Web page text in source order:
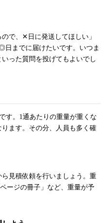
で、✕日に発送してほしい」
日までに届けたいです。いつま
った質問を投げてもよいでし
す。1通あたりの重量が重くな
ます。その分、人員も多く確
見積依頼を行いましょう。重
ージの冊子」など、重量が予